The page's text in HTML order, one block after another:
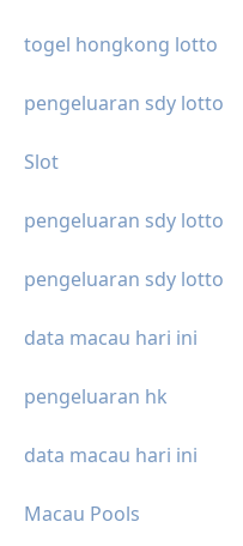
togel hongkong lotto
pengeluaran sdy lotto
Slot
pengeluaran sdy lotto
pengeluaran sdy lotto
data macau hari ini
pengeluaran hk
data macau hari ini
Macau Pools